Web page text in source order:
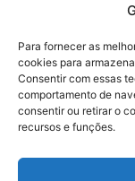
Para fornecer as
cookies para
Consentir com essas
comportamento de
consentir ou retirar o
recursos e funções.